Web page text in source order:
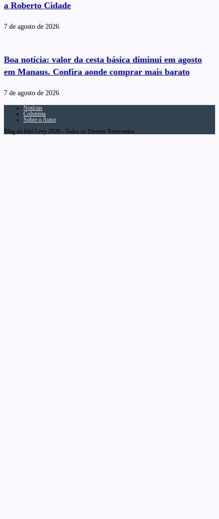
a Roberto Cidade
7 de agosto de 2026
Boa notícia: valor da cesta básica diminui em agosto
em Manaus. Confira aonde comprar mais barato
7 de agosto de 2026
Notícias
Colunista
Sobre o Autor
Blog do Hiel Levy 2020 - Todos os Direitos Reservados